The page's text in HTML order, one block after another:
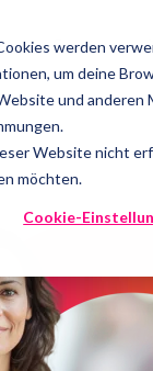
werden
um deine
und
Website nicht
möchten.
Cookie-
Features